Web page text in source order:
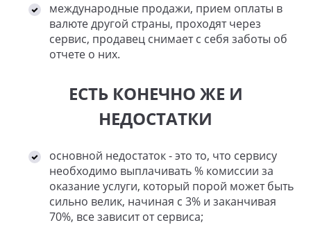
международные продажи, прием оплаты в
валюте другой страны, проходят через
сервис, продавец снимает с себя заботы об
отчете о них.
ЕСТЬ КОНЕЧНО ЖЕ И
НЕДОСТАТКИ
основной недостаток - это то, что сервису
необходимо выплачивать % комиссии за
оказание услуги, который порой может быть
сильно велик, начиная с 3% и заканчивая
70%, все зависит от сервиса;